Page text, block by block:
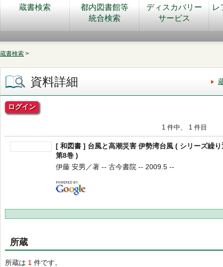
蔵書検索
都内図書館等
統合検索
ディスカバリー
サービス
レ
蔵書検索 >
資料詳細
ログイン
1 件中、 1 件目
[ 和図書 ] 台風と高潮災害 伊勢湾台風 ( シリーズ繰
第8巻 )
伊藤 安男／著 -- 古今書院 -- 2009.5 --
所蔵
所蔵は 1 件です。